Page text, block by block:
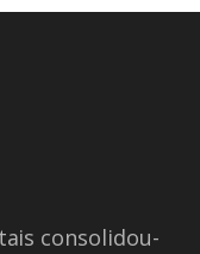
consolidou-